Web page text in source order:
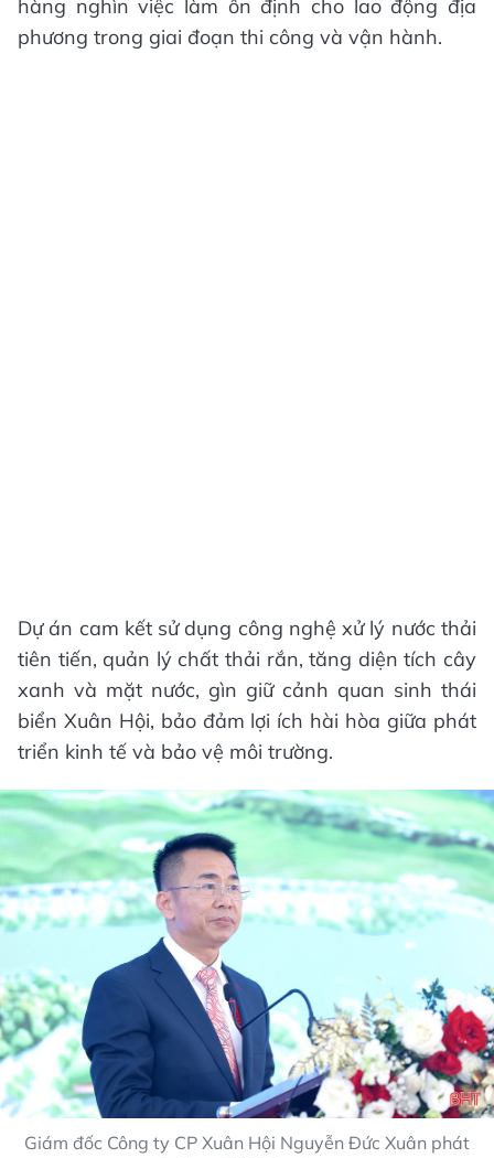
hàng nghìn việc làm ổn định cho lao động địa
phương trong giai đoạn thi công và vận hành.
Dự án cam kết sử dụng công nghệ xử lý nước thải
tiên tiến, quản lý chất thải rắn, tăng diện tích cây
xanh và mặt nước, gìn giữ cảnh quan sinh thái
biển Xuân Hội, bảo đảm lợi ích hài hòa giữa phát
triển kinh tế và bảo vệ môi trường.
Giám đốc Công ty CP Xuân Hội Nguyễn Đức Xuân phát